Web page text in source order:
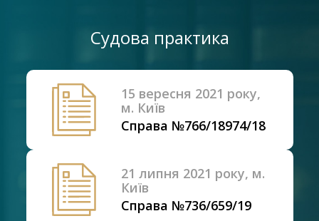
Судова практика
15 вересня 2021 року,
м. Київ
Справа №766/18974/18
21 липня 2021 року, м.
Київ
Справа №736/659/19